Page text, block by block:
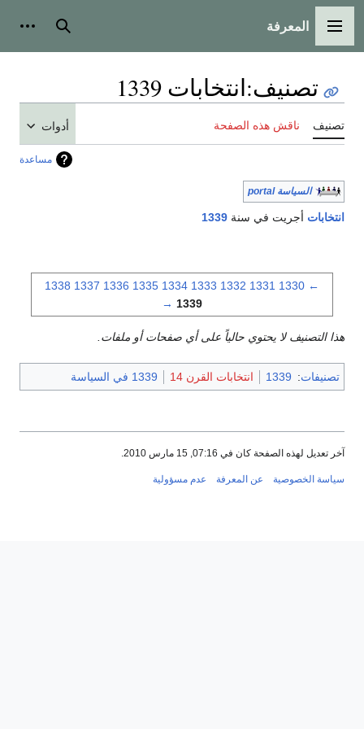
القائمة الرئيسية
المعرفة بحث
تصنيف:انتخابات 1339
تصنيف ناقش هذه الصفحة أدوات
مساعدة
السياسة portal
انتخابات أجريت في سنة 1339
←
1330
1331
1332
1333
1334
1335
1336
1337
1338
1339
→
هذا التصنيف لا يحتوي حالياً على أي صفحات أو ملفات.
تصنيفات:
1339 انتخابات القرن 14 1339 في السياسة
آخر تعديل لهذه الصفحة كان في 07:16, 15 مارس 2010.
سياسة الخصوصية عن المعرفة عدم مسؤولية